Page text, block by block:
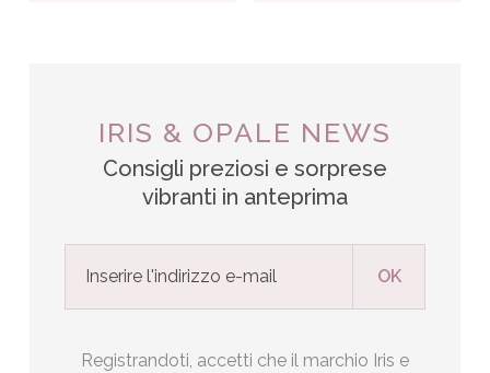
IRIS & OPALE NEWS
Consigli preziosi e sorprese
vibranti in anteprima
Registrandoti, accetti che il marchio Iris e